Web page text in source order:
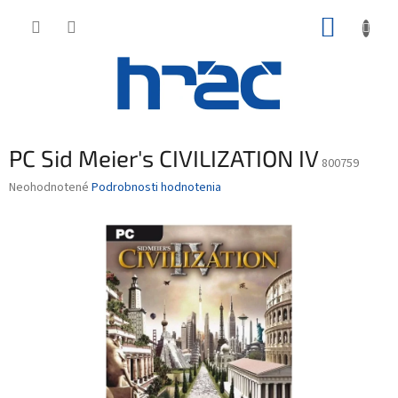
PC Sid Meier's CIVILIZATION IV 800759
Priemerné
Neohodnotené Podrobnosti hodnotenia